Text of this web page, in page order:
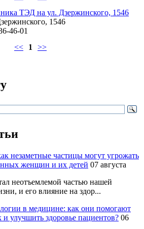
ТЭД на ул. Дзержинского, 1546
1546
46-01
<<
1 >>
незаметные частицы могут угрожать
женщин и их детей 07 августа
неотъемлемой частью нашей
и его влияние на здор...
в медицине: как они помогают
улучшить здоровье пациентов? 06